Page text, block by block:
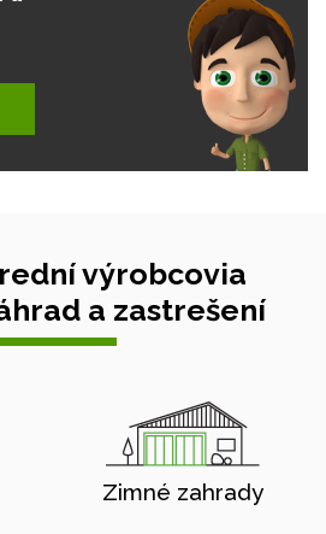
výrobcovia
a zastrešení
Zimné zahrady